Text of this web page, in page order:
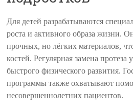
Для детей разрабатываются
роста и активного образа жизни.
прочных, но лёгких материалов,
костей. Регулярная замена протеза
быстрого физического развития.
программы также охватывают
несовершеннолетних пациентов.